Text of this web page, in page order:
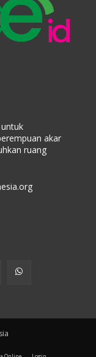
akar
ruang